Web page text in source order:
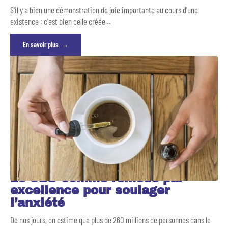
S'il y a bien une démonstration de joie importante au cours d'une
existence : c'est bien celle créée…
En savoir plus
Le CBD comme remède par
excellence pour soulager
l’anxiété
De nos jours, on estime que plus de 260 millions de personnes dans le